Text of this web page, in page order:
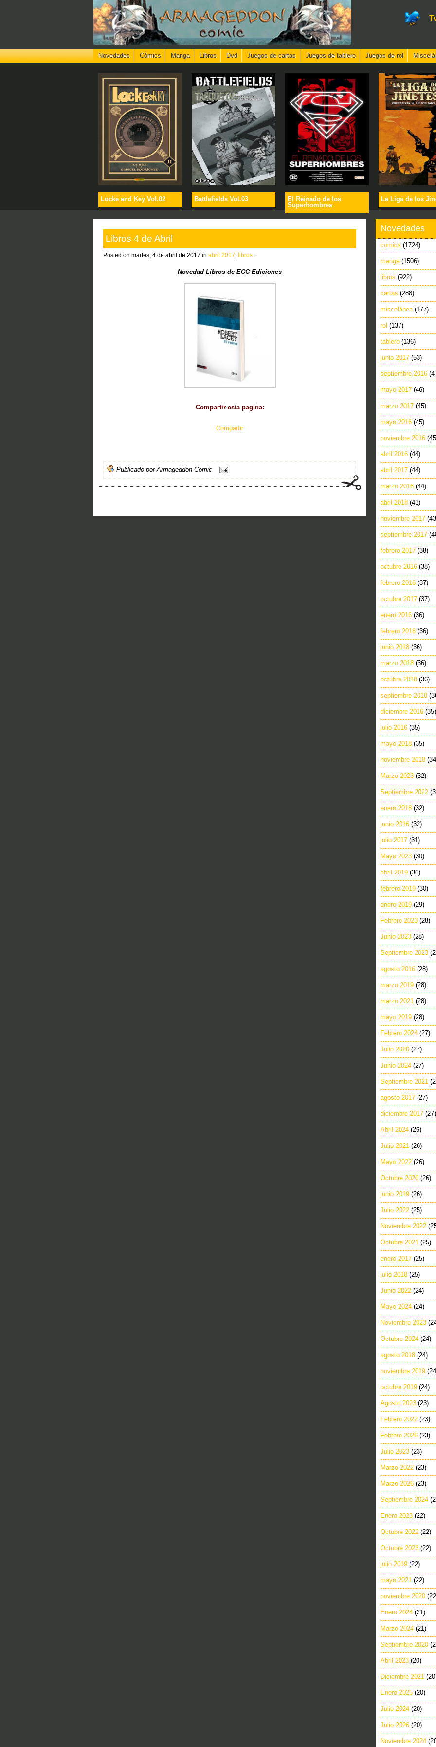
Novedades Cómics Manga Libros Dvd Juegos de cartas Juegos de tablero Juegos de rol
Locke and Key Vol.02 Battlefields Vol.03
El Reinado de los
Superhombres
La Liga de los
Libros 4 de Abril
Posted on martes, 4 de abril de 2017 in abril 2017 libros
Novedad Libros de ECC Ediciones
Compartir esta pagina:
Compartir
Publicado porArmageddon Comic
Novedades
comics (1724)
manga (1506)
libros (922)
cartas (288)
miscelánea (177)
rol (137)
tablero (136)
junio 2017 (53)
septiembre 2016
mayo 2017 (46)
marzo 2017 (45)
mayo 2016 (45)
noviembre 2016
abril 2016 (44)
abril 2017 (44)
marzo 2016 (44)
abril 2018 (43)
noviembre 2017
septiembre 2017
febrero 2017 (38)
octubre 2016 (38)
febrero 2016 (37)
octubre 2017 (37)
enero 2016 (36)
febrero 2018 (36)
junio 2018 (36)
marzo 2018 (36)
octubre 2018 (36)
septiembre 2018
diciembre 2016 (35)
julio 2016 (35)
mayo 2018 (35)
noviembre 2018
Marzo 2023 (32)
Septiembre 2022
enero 2018 (32)
junio 2016 (32)
julio 2017 (31)
Mayo 2023 (30)
abril 2019 (30)
febrero 2019 (30)
enero 2019 (29)
Febrero 2023 (28)
Junio 2023 (28)
Septiembre 2023
agosto 2016 (28)
marzo 2019 (28)
marzo 2021 (28)
mayo 2019 (28)
Febrero 2024 (27)
Julio 2020 (27)
Junio 2024 (27)
Septiembre 2021
agosto 2017 (27)
diciembre 2017 (27)
Abril 2024 (26)
Julio 2021 (26)
Mayo 2022 (26)
Octubre 2020 (26)
junio 2019 (26)
Julio 2022 (25)
Noviembre 2022
Octubre 2021 (25)
enero 2017 (25)
julio 2018 (25)
Junio 2022 (24)
Mayo 2024 (24)
Noviembre 2023
Octubre 2024 (24)
agosto 2018 (24)
noviembre 2019
octubre 2019 (24)
Agosto 2023 (23)
Febrero 2022 (23)
Febrero 2026 (23)
Julio 2023 (23)
Marzo 2022 (23)
Marzo 2026 (23)
Septiembre 2024
Enero 2023 (22)
Octubre 2022 (22)
Octubre 2023 (22)
julio 2019 (22)
mayo 2021 (22)
noviembre 2020
Enero 2024 (21)
Marzo 2024 (21)
Septiembre 2020
Abril 2023 (20)
Diciembre 2021
Enero 2025 (20)
Julio 2024 (20)
Julio 2026 (20)
Noviembre 2024